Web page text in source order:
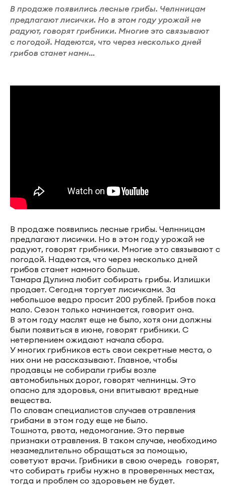
В продаже появились лесные грибы. Челнницам
предлагают лисички. Но в этом году урожай не
радуют, говорят грибники. Многие это связывают
с погодой. Надеются, что через несколько дней
грибов станет намн...
В продаже появились лесные грибы. Челнницам
предлагают лисички. Но в этом году урожай не
радуют, говорят грибники. Многие это связывают с
погодой. Надеются, что через несколько дней
грибов станет намного больше.
Тамара Дулина любит собирать грибы. Излишки
продает. Сегодня торгует лисичками. За
небольшое ведро просит 200 рублей. Грибов пока
мало. Сезон только начинается, говорит она.
В этом году маслят еще не было, хотя они должны
были появиться в июне, говорят грибники. С
нетерпением ожидают начала сбора.
У многих грибников есть свои секретные места, о
них они не рассказывают. Главное, чтобы
продавцы не собирали грибы возле
автомобильных дорог, говорят челнинцы. Это
опасно для здоровья, они впитывают вредные
вещества.
По словам специалистов случаев отравления
грибами в этом году еще не было.
Тошнота, рвота, недомогание. Это первые
признаки отравления. В таком случае, необходимо
незамедлительно обращаться за помощью,
советуют врачи. Грибники в свою очередь говорят,
что собирать грибы нужно в проверенных местах,
тогда и проблем со здоровьем не будет.